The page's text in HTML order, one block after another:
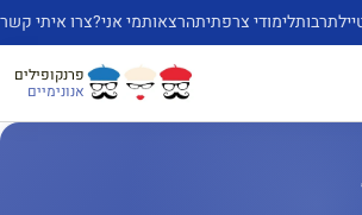
תרבותלימודי צרפתיתהרצאותמי אני?צרו איתי קשר
פרנקופילים
אנונימיים